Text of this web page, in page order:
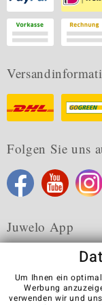
Folgen Sie uns
Juwelo App
Karriere AGB
Um Ihnen ein
Werbung
verwenden wir und